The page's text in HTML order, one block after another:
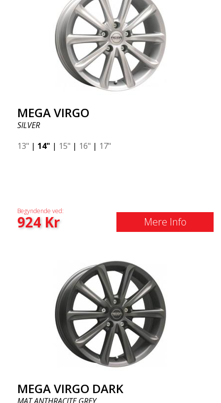
MEGA VIRGO
SILVER
13" | 14" | 15" | 16" | 17"
Begyndende ved:
924Kr Mere Info
MEGA VIRGO DARK